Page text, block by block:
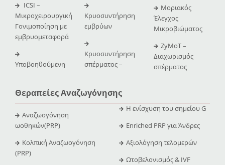
ICSI –
Μικροχειρουργική
Γονιμοποίηση με
εμβρυομεταφορά
Υποβοηθούμενη
Κρυοσυντήρηση
εμβρύων
Κρυοσυντήρηση
σπέρματος –
Μοριακός
Έλεγχος
Μικροβιώματος
ZyMoT –
Διαχωρισμός
σπέρματος
Θεραπείες Αναζωγόνησης
Αναζωογόνηση
ωοθηκών(PRP)
Κολπική Αναζωογόνηση
(PRP)
Η ενίσχυση του σημείου G
Enriched PRP για Άνδρες
Αξιολόγηση τελομερών
Ωτοβελονισμός & IVF